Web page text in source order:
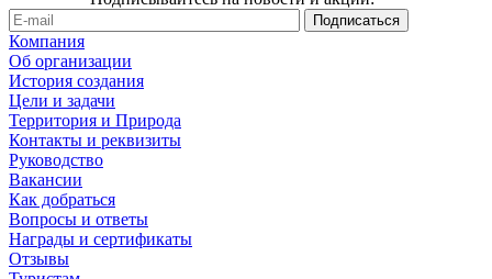
Компания
Об организации
История создания
Цели и задачи
Территория и Природа
Контакты и реквизиты
Руководство
Вакансии
Как добраться
Вопросы и ответы
Награды и сертификаты
Отзывы